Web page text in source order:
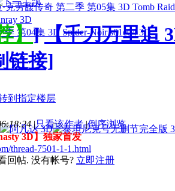
克劳馥传奇 第二季 第05集 3D Tomb
3D
第04集 3D Spider-Noir s01e04 3D
】] 【千刀万里追
链接]
|只看该作者 |倒序浏览
3D】独家首发
thread-7501-1-1.html
回帖. 没有帐号? 立即注册